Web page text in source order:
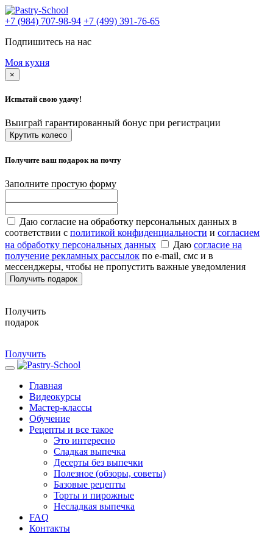
+7 (984) 707-98-94 +7 (499) 391-76-65
Подпишитесь на нас
Моя кухня
×
Испытай свою удачу!
Выиграй гарантированный бонус при регистрации
Крутить колесо
Получите ваш подарок на почту
Заполните простую форму
Даю согласие на обработку персональных данных в
соответствии с политикой конфиденциальности и согласием
на обработку персональных данных
Даю согласие на
получение рекламных рассылок по e-mail, смс и в
мессенджеры, чтобы не пропустить важные уведомления
Получить подарок
Получить
подарок
Получить
Главная
Видеокурсы
Мастер-классы
Обучение
Рецепты и все такое
Это интересно
Сладкая выпечка
Десерты без выпечки
Полезное (обзоры, советы)
Базовые рецепты
Торты и пирожные
Несладкая выпечка
FAQ
Контакты